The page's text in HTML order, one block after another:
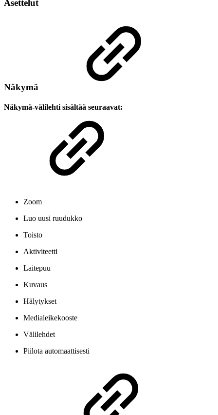
Asettelut
Näkymä
Näkymä-välilehti sisältää seuraavat:
Zoom
Luo uusi ruudukko
Toisto
Aktiviteetti
Laitepuu
Kuvaus
Hälytykset
Medialeikekooste
Välilehdet
Piilota automaattisesti